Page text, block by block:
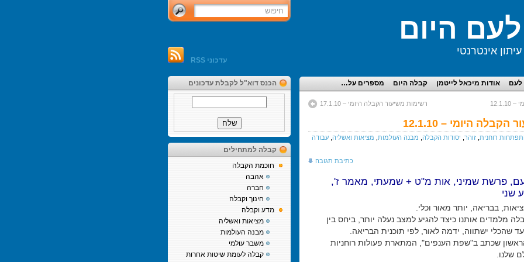
היום
אינטרנטי
עדכוני RSS
לעם אודות מיכאל לייטמן קבלה היום מספרים על…
רשימות משיעור הקבלה היומי – 17.1.10
היומי – 12.1.10
רוחנית זוהר יסודות הקבלה מבנה העולמות מציאות ואשליה עבודה
כתיבת תגובה
פרשת שמיני, אות מ"ט + שמעתי, מאמר ז',
שני
בבריאה, יותר מאור וכלי.
מלמדים אותנו כיצד להגיע למצב נעלה יותר, ביחס בין
שהכלי ישתווה, ידמה לאור, לפי תוכנית הבריאה.
שכתב ב"שפת הענפים", המתארת פעולות רוחניות
שלנו.
הכנס דוא"ל לקבלת עדכונים
קבלה למתחילים
חוכמת הקבלה
אהבה
חברה
חינוך וקבלה
מדע וקבלה
מציאות ואשליה
מבנה העולמות
משבר עולמי
קבלה לעומת שיטות אחרות